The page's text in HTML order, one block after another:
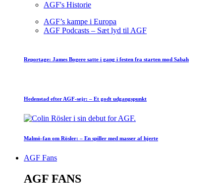
AGF's Historie
AGF’s kampe i Europa
AGF Podcasts – Sæt lyd til AGF
Reportage: James Bogere satte i gang i festen fra starten mod Sabah
Hedenstad efter AGF-sejr: – Et godt udgangspunkt
Malmö-fan om Rösler: – En spiller med masser af hjerte
AGF Fans
AGF FANS